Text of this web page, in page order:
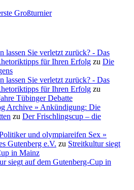
Großturnier
lassen Sie verletzt zurück? - Das
für Ihren Erfolg zu Die
lassen Sie verletzt zurück? - Das
für Ihren Erfolg zu
Tübinger Debatte
Archive » Ankündigung: Die
zu Der Frischlingscup – die
und olympiareifen Sex »
Gutenberg e.V. zu Streitkultur siegt
in Mainz
siegt auf dem Gutenberg-Cup in